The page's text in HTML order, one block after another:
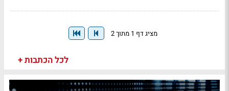
מציג דף 1 מתוך 2
לכל הכתבות +